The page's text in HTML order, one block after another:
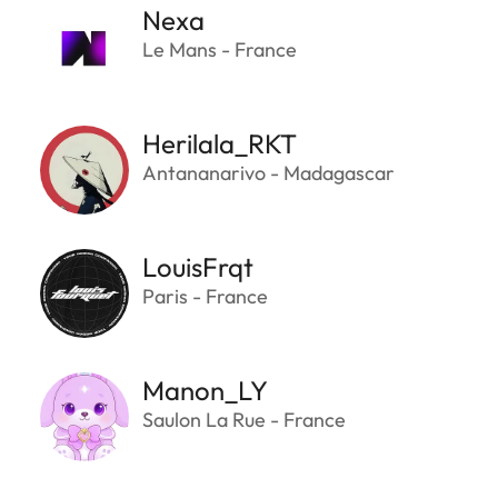
Nexa
Le Mans - France
Herilala_RKT
Antananarivo - Madagascar
LouisFrqt
Paris - France
Manon_LY
Saulon La Rue - France